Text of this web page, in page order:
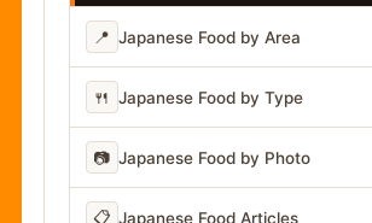
📍 Japanese Food by Area
🍴 Japanese Food by Type
📷 Japanese Food by Photo
📋 Japanese Food Articles